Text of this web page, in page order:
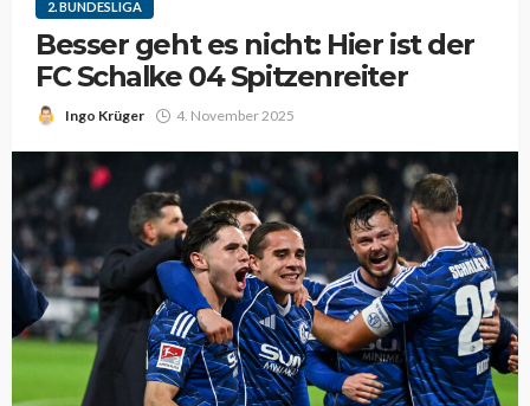
2. BUNDESLIGA
Besser geht es nicht: Hier ist der
FC Schalke 04 Spitzenreiter
Ingo Krüger 4. November 2025